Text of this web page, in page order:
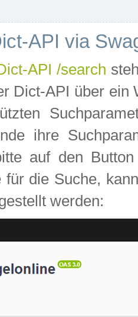
API via
API /search
Dict-API über
ihre
auf den
für die Suche,
werden: